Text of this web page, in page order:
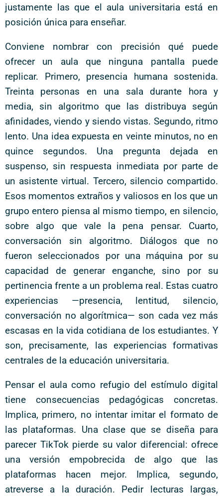
justamente las que el aula universitaria está en
posición única para enseñar.
Conviene nombrar con precisión qué puede
ofrecer un aula que ninguna pantalla puede
replicar. Primero, presencia humana sostenida.
Treinta personas en una sala durante hora y
media, sin algoritmo que las distribuya según
afinidades, viendo y siendo vistas. Segundo, ritmo
lento. Una idea expuesta en veinte minutos, no en
quince segundos. Una pregunta dejada en
suspenso, sin respuesta inmediata por parte de
un asistente virtual. Tercero, silencio compartido.
Esos momentos extraños y valiosos en los que un
grupo entero piensa al mismo tiempo, en silencio,
sobre algo que vale la pena pensar. Cuarto,
conversación sin algoritmo. Diálogos que no
fueron seleccionados por una máquina por su
capacidad de generar enganche, sino por su
pertinencia frente a un problema real. Estas cuatro
experiencias —presencia, lentitud, silencio,
conversación no algorítmica— son cada vez más
escasas en la vida cotidiana de los estudiantes. Y
son, precisamente, las experiencias formativas
centrales de la educación universitaria.
Pensar el aula como refugio del estímulo digital
tiene consecuencias pedagógicas concretas.
Implica, primero, no intentar imitar el formato de
las plataformas. Una clase que se diseña para
parecer TikTok pierde su valor diferencial: ofrece
una versión empobrecida de algo que las
plataformas hacen mejor. Implica, segundo,
atreverse a la duración. Pedir lecturas largas,